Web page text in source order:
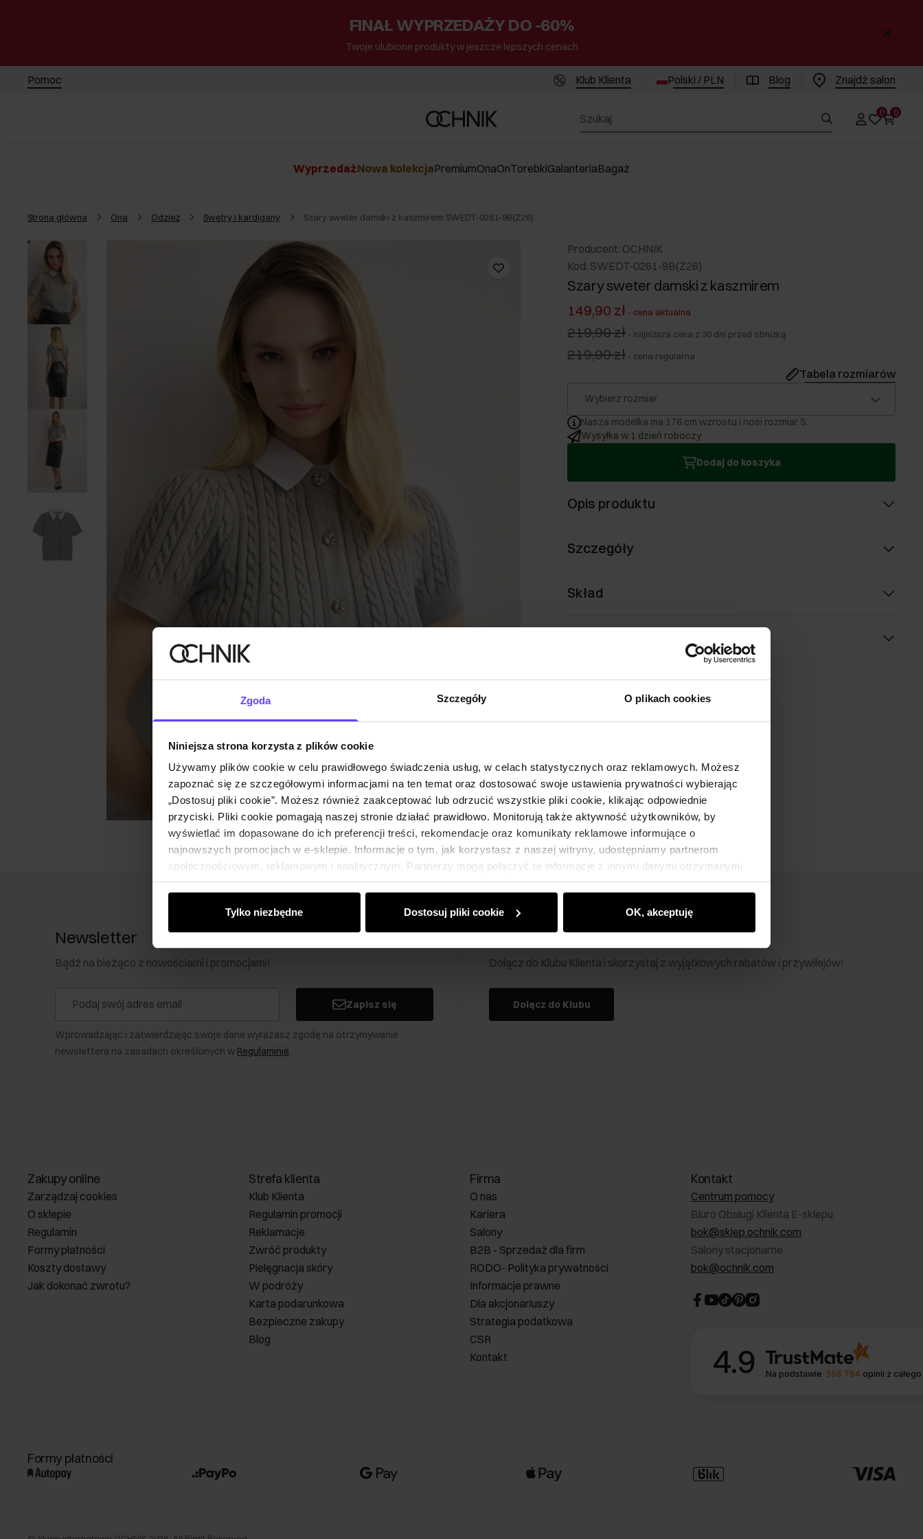
Zgoda Szczegóły O plikach cookies
Niniejsza strona korzysta z plików cookie
Używamy plików cookie w celu prawidłowego świadczenia usług, w celach statystycznych oraz reklamowych. Możesz
zapoznać się ze szczegółowymi informacjami na ten temat oraz dostosować swoje ustawienia prywatności wybierając
„Dostosuj pliki cookie”. Możesz również zaakceptować lub odrzucić wszystkie pliki cookie, klikając odpowiednie
przyciski. Pliki cookie pomagają naszej stronie działać prawidłowo. Monitorują także aktywność użytkowników, by
wyświetlać im dopasowane do ich preferencji treści, rekomendacje oraz komunikaty reklamowe informujące o
najnowszych promocjach w e-sklepie. Informacje o tym, jak korzystasz z naszej witryny, udostępniamy partnerom
społecznościowym, reklamowym i analitycznym. Partnerzy mogą połączyć te informacje z innymi danymi otrzymanymi
od Ciebie lub uzyskanymi podczas korzystania z ich usług.
Tylko niezbędne Dostosuj pliki cookie OK, akceptuję
FINAŁ WYPRZEDAŻY DO -60%
Twoje ulubione produkty w jeszcze lepszych cenach
Pomoc Klub Klienta Polski / PLN Blog Znajdż salon
0 0
WyprzedażNowa kolekcjaPremiumOnaOnTorebkiGalanteriaBagaż
Strona główna Ona Odzież Swetry i kardigany Szary sweter damski z kaszmirem SWEDT-0261-9B(Z26)
Producent: OCHNIK
Kod: SWEDT-0261-9B(Z26)
Szary sweter damski z kaszmirem
149,90 zł - cena aktualna
219,90 zł - najniższa cena z 30 dni przed obniżką
219,90 zł - cena regularna
Tabela rozmiarów
Wybierz rozmiar
Nasza modelka ma 176 cm wzrostu i nosi rozmiar S.
Wysyłka w 1 dzień roboczy
Dodaj do koszyka
Opis produktu
Szczegóły
Skład
Newsletter
Bądź na bieżąco z nowościami i promocjami!
Zapisz się
Wprowadzając i zatwierdzając swoje dane wyrażasz zgodę na otrzymywanie
newslettera na zasadach określonych w Regulaminie.
Klub Klienta Ochnik
Dołącz do Klubu Klienta i skorzystaj z wyjątkowych rabatów i przywilejów!
Dołącz do Klubu
Zakupy online
Zarządzaj cookies
O sklepie
Regulamin
Formy płatności
Koszty dostawy
Jak dokonać zwrotu?
Strefa klienta
Klub Klienta
Regulamin promocji
Reklamacje
Zwróć produkty
Pielęgnacja skóry
W podróży
Karta podarunkowa
Bezpieczne zakupy
Blog
Firma
O nas
Kariera
Salony
B2B - Sprzedaż dla firm
RODO- Polityka prywatności
Informacje prawne
Dla akcjonariuszy
Strategia podatkowa
CSR
Kontakt
Kontakt
Centrum pomocy
Biuro Obsługi Klienta E-sklepu
bok@sklep.ochnik.com
Salony stacjonarne
bok@ochnik.com
4.9 Na podstawie 356 764 opinii z
Formy płatności